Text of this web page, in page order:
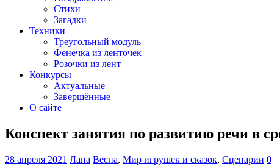
Стихи
Загадки
Техники
Треугольный модуль
Фенечка из ленточек
Розочки из лент
Конкурсы
Актуальные
Завершённые
О сайте
Конспект занятия по развитию речи в
28 апреля 2021 Лана Весна, Мир игрушек и сказок, Сценарии 0